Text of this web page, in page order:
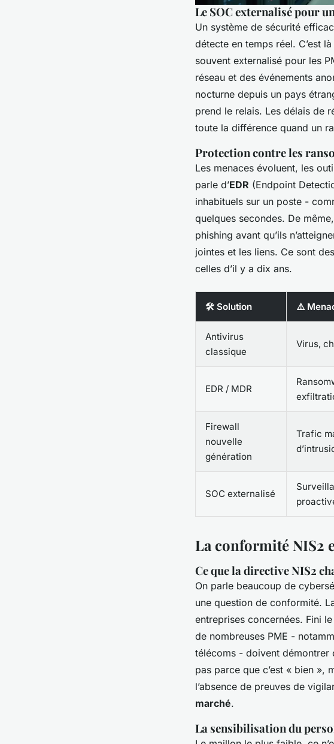
Le SOC externalisé pour
Un système de sécurité
détecte en temps réel. C’est
souvent externalisé pour les
réseau et des événements
nocturne depuis un pays
prend le relais. Les délais de
toute la différence quand un
Protection contre les
Les menaces évoluent, les
parle d’EDR (Endpoint
inhabituels sur un poste -
quelques secondes. De
phishing avant qu’ils
jointes et les liens. Ce sont
celles d’il y a dix ans.
🛠️ Solution ⚠️
Antivirus
classique
Virus,
EDR / MDR
Firewall
nouvelle
génération
Trafic
SOC externalisé
La conformité NIS2
Ce que la directive NIS2
On parle beaucoup de
une question de conformité.
entreprises concernées. Fini
de nombreuses PME -
télécoms - doivent démontrer
pas parce que c’est « bien »,
l’absence de preuves de
marché.
La sensibilisation du